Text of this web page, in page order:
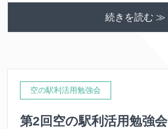
続きを読む ≫
空の駅利活用勉強会
第2回空の駅利活用勉強会